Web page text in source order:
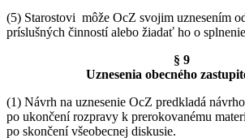
(5) Starostovi môže OcZ svojim uznesením
príslušných činností alebo žiadať ho o
§ 9
Uznesenia obecného
(1) Návrh na uznesenie OcZ predkladá
po ukončení rozpravy k prerokovanému
po skončení všeobecnej diskusie.